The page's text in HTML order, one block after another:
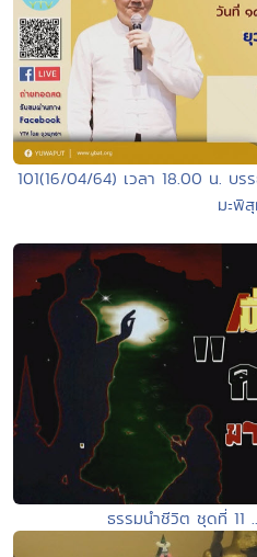
101(16/04/64) เวลา 18.00 น. บร
มะพิ
ธรรมนำชีวิต ชุดที่ 11